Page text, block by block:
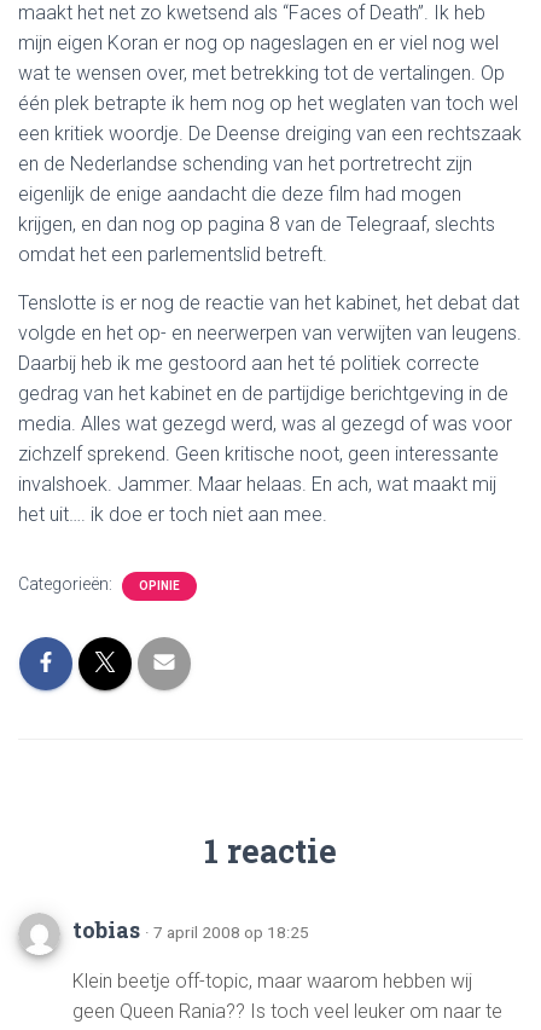
maakt het net zo kwetsend als “Faces of Death”. Ik heb
mijn eigen Koran er nog op nageslagen en er viel nog wel
wat te wensen over, met betrekking tot de vertalingen. Op
één plek betrapte ik hem nog op het weglaten van toch wel
een kritiek woordje. De Deense dreiging van een rechtszaak
en de Nederlandse schending van het portretrecht zijn
eigenlijk de enige aandacht die deze film had mogen
krijgen, en dan nog op pagina 8 van de Telegraaf, slechts
omdat het een parlementslid betreft.
Tenslotte is er nog de reactie van het kabinet, het debat dat
volgde en het op- en neerwerpen van verwijten van leugens.
Daarbij heb ik me gestoord aan het té politiek correcte
gedrag van het kabinet en de partijdige berichtgeving in de
media. Alles wat gezegd werd, was al gezegd of was voor
zichzelf sprekend. Geen kritische noot, geen interessante
invalshoek. Jammer. Maar helaas. En ach, wat maakt mij
het uit…. ik doe er toch niet aan mee.
Categorieën: OPINIE
1 reactie
tobias · 7 april 2008 op 18:25
Klein beetje off-topic, maar waarom hebben wij
geen Queen Rania?? Is toch veel leuker om naar te